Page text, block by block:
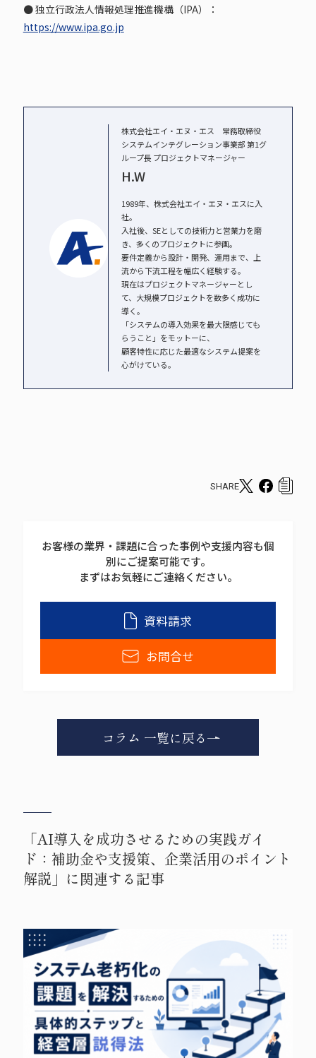
● 独立行政法人情報処理推進機構（IPA）：
https://www.ipa.go.jp
株式会社エイ・エヌ・エス 常務取締役
システムインテグレーション事業部 第1グ
ループ長 プロジェクトマネージャー
H.W
1989年、株式会社エイ・エヌ・エスに入
社。
入社後、SEとしての技術力と営業力を磨
き、多くのプロジェクトに参画。
要件定義から設計・開発、運用まで、上
流から下流工程を幅広く経験する。
現在はプロジェクトマネージャーとし
て、大規模プロジェクトを数多く成功に
導く。
「システムの導入効果を最大限感じても
らうこと」をモットーに、
顧客特性に応じた最適なシステム提案を
心がけている。
SHARE
T
t
a
F
e
h
お客様の業界・課題に合った事例や支援内容も個
別にご提案可能です。
まずはお気軽にご連絡ください。
資料請求
お問合せ
コラム 一覧に戻る
「AI導入を成功させるための実践ガイ
ド：補助金や支援策、企業活用のポイント
解説」に関連する記事